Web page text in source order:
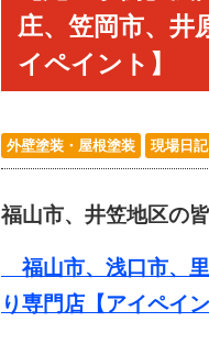
庄、笠岡市、井
イペイント】
外壁塗装・屋根塗装 現場日記
福山市、井笠地区の
福山市、浅口市、
り専門店【アイペイ